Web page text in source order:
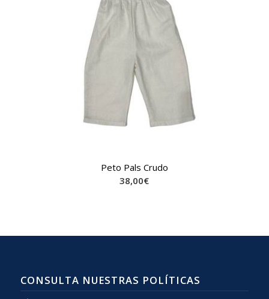
Peto Pals Crudo
38,00€
CONSULTA NUESTRAS POLÍTICAS